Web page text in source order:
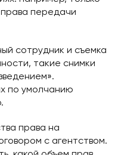
передачи
сотрудник и съемка
такие снимки
по умолчанию
права на
с агентством.